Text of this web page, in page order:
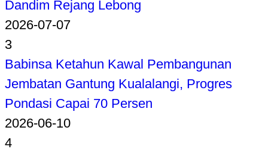
Dandim Rejang Lebong
2026-07-07
3
Babinsa Ketahun Kawal Pembangunan
Jembatan Gantung Kualalangi, Progres
Pondasi Capai 70 Persen
2026-06-10
4